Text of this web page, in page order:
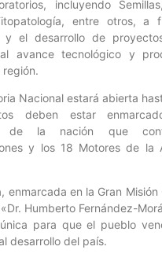
incluyendo
entre otros, a
y el desarrollo de
avance tecnológico y
región.
Nacional estará abierta
deben estar
de la nación que
y los 18 Motores de la
enmarcada en la Gran Misión
Humberto Fernández-
para que el pueblo
desarrollo del país.